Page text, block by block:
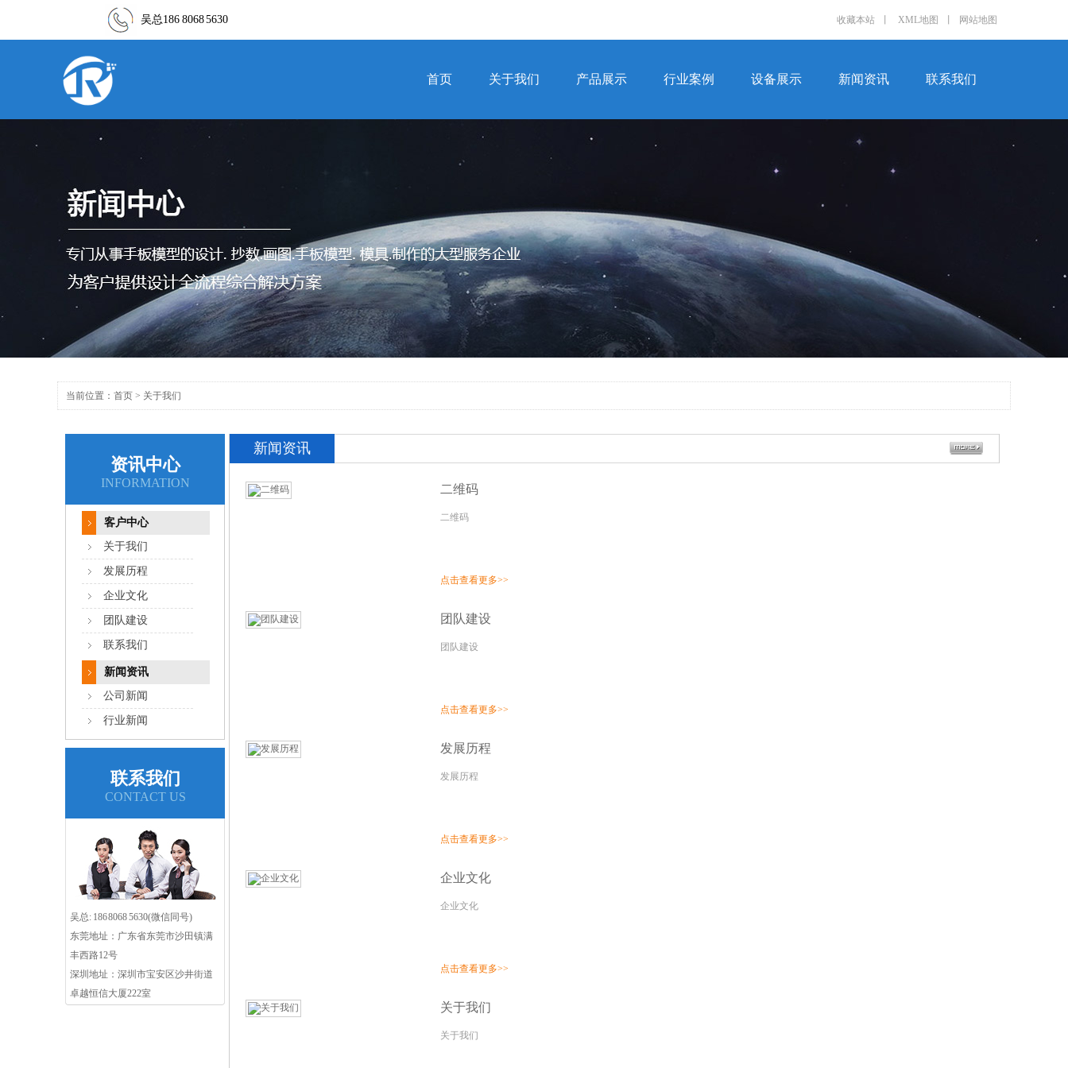
吴总186 8068 5630 收藏本站 XML地图 网站地图
首页 关于我们 产品展示 行业案例 设备展示 新闻资讯 联系我们
当前位置： 首页 > 关于我们
资讯中心
INFORMATION
客户中心
关于我们
发展历程
企业文化
团队建设
联系我们
新闻资讯
公司新闻
行业新闻
联系我们
CONTACT US
吴总: 186 8068 5630(微信同号)
东莞地址：广东省东莞市沙田镇满
丰西路12号
深圳地址：深圳市宝安区沙井街道
卓越恒信大厦222室
新闻资讯
二维码
二维码
点击查看更多>>
团队建设
团队建设
点击查看更多>>
发展历程
发展历程
点击查看更多>>
企业文化
企业文化
点击查看更多>>
关于我们
关于我们